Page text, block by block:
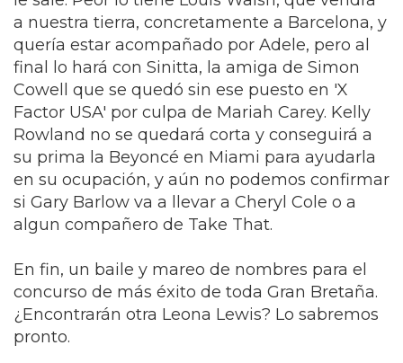
a nuestra tierra, concretamente a Barcelona, y
quería estar acompañado por Adele, pero al
final lo hará con Sinitta, la amiga de Simon
Cowell que se quedó sin ese puesto en 'X
Factor USA' por culpa de Mariah Carey. Kelly
Rowland no se quedará corta y conseguirá a
su prima la Beyoncé en Miami para ayudarla
en su ocupación, y aún no podemos confirmar
si Gary Barlow va a llevar a Cheryl Cole o a
algun compañero de Take That.
En fin, un baile y mareo de nombres para el
concurso de más éxito de toda Gran Bretaña.
¿Encontrarán otra Leona Lewis? Lo sabremos
pronto.